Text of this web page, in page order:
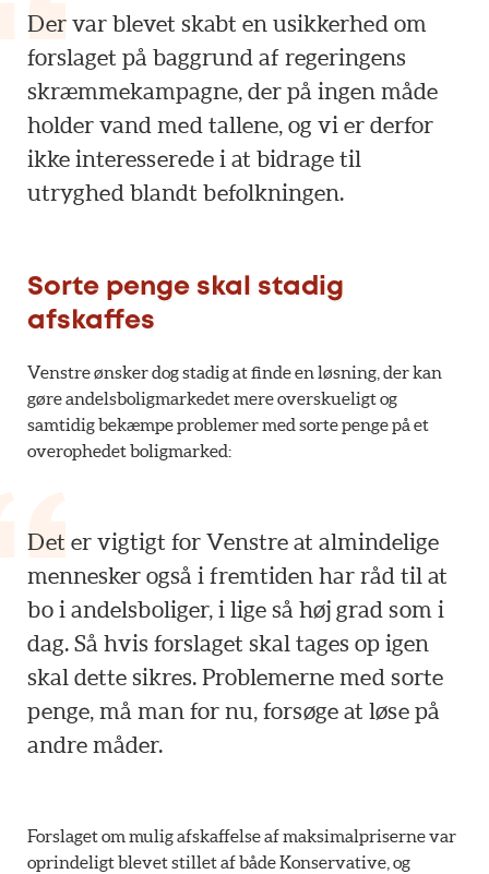
Der var blevet skabt en usikkerhed om
forslaget på baggrund af regeringens
skræmmekampagne, der på ingen måde
holder vand med tallene, og vi er derfor
ikke interesserede i at bidrage til
utryghed blandt befolkningen.
Sorte penge skal stadig
afskaffes
Venstre ønsker dog stadig at finde en løsning, der kan
gøre andelsboligmarkedet mere overskueligt og
samtidig bekæmpe problemer med sorte penge på et
overophedet boligmarked:
Det er vigtigt for Venstre at almindelige
mennesker også i fremtiden har råd til at
bo i andelsboliger, i lige så høj grad som i
dag. Så hvis forslaget skal tages op igen
skal dette sikres. Problemerne med sorte
penge, må man for nu, forsøge at løse på
andre måder.
Forslaget om mulig afskaffelse af maksimalpriserne var
oprindeligt blevet stillet af både Konservative, og